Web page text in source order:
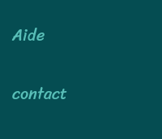
Aide
contact